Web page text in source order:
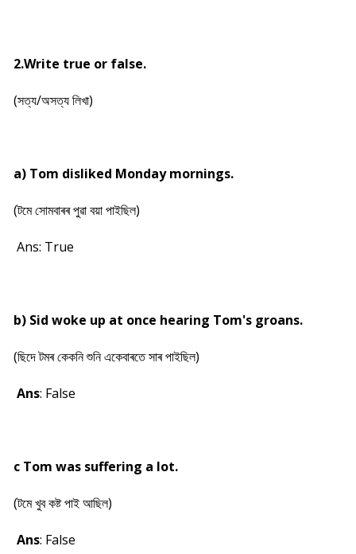
2.Write true or false.
(সত্য/অসত্য লিখা)
a) Tom disliked Monday mornings.
(টমে সোমবাৰৰ পুৱা বয়া পাইছিল)
Ans: True
b) Sid woke up at once hearing Tom's groans.
(ছিদে টমৰ কেকনি শুনি একেবাৰতে সাৰ পাইছিল)
Ans: False
c Tom was suffering a lot.
(টমে খুব কষ্ট পাই আছিল)
Ans: False